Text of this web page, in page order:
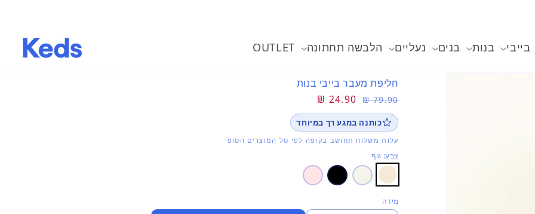
בייבי בנות בנים נעליים הלבשה תחתונה OUTLET
חליפת מעבר בייבי בנות
מחיר
רגיל
79.90 ₪
מחיר
מבצע
24.90 ₪
כותנה במגע רך במיוחד
עלות משלוח תחושב בקופה לפי סל המוצרים הסופי
צבע: גוף
מידה